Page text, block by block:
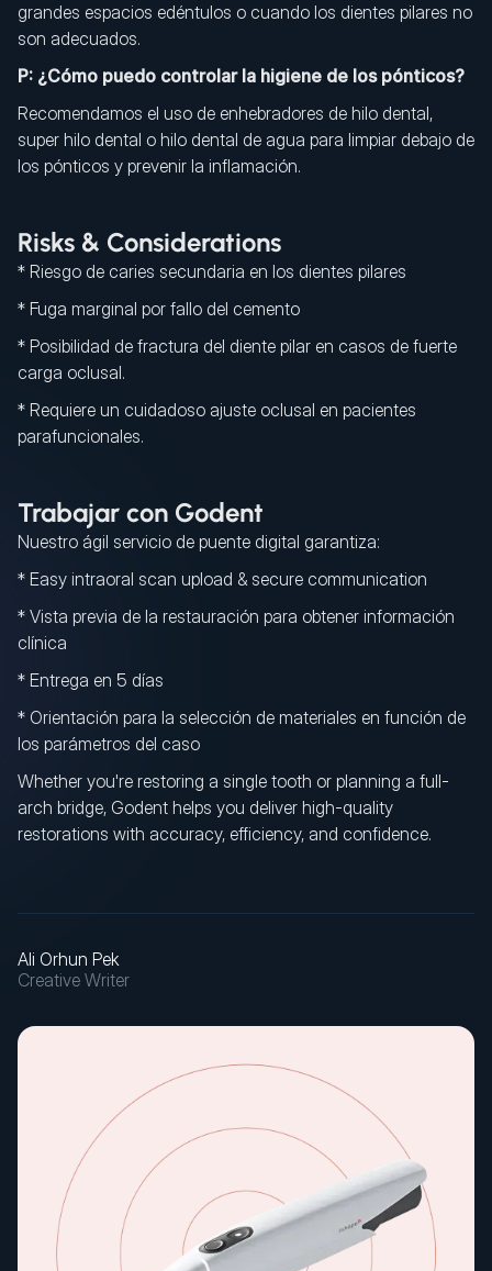
grandes espacios edéntulos o cuando los dientes pilares no
son adecuados.
P: ¿Cómo puedo controlar la higiene de los pónticos?
Recomendamos el uso de enhebradores de hilo dental,
super hilo dental o hilo dental de agua para limpiar debajo de
los pónticos y prevenir la inflamación.
Risks & Considerations
* Riesgo de caries secundaria en los dientes pilares
* Fuga marginal por fallo del cemento
* Posibilidad de fractura del diente pilar en casos de fuerte
carga oclusal.
* Requiere un cuidadoso ajuste oclusal en pacientes
parafuncionales.
Trabajar con Godent
Nuestro ágil servicio de puente digital garantiza:
* Easy intraoral scan upload & secure communication
* Vista previa de la restauración para obtener información
clínica
* Entrega en 5 días
* Orientación para la selección de materiales en función de
los parámetros del caso
Whether you're restoring a single tooth or planning a full-
arch bridge, Godent helps you deliver high-quality
restorations with accuracy, efficiency, and confidence.
Ali Orhun Pek
Creative Writer